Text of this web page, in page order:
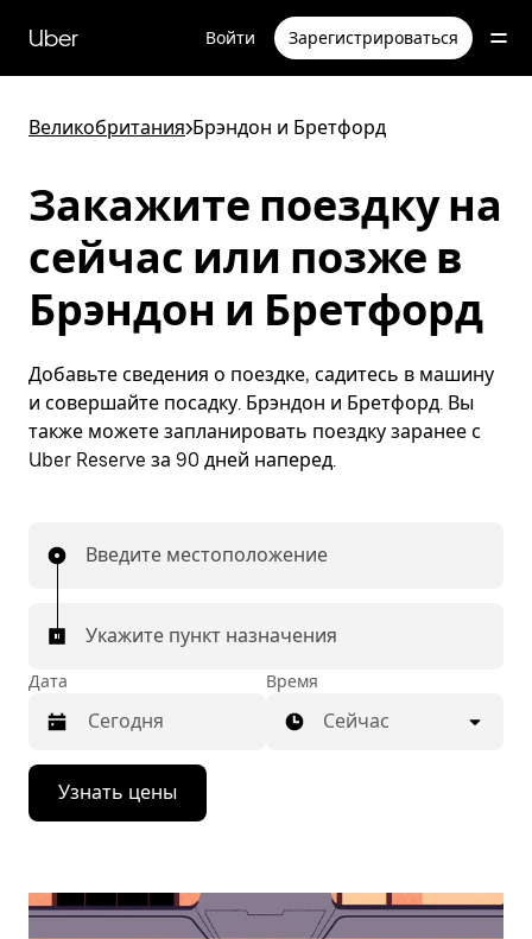
перейти
к
содержимому
Uber Войти Зарегистрироваться
Великобритания>Брэндон и Бретфорд
Закажите поездку на
сейчас или позже в
Брэндон и Бретфорд
Добавьте сведения о поездке, садитесь в машину
и совершайте посадку. Брэндон и Бретфорд. Вы
также можете запланировать поездку заранее с
Uber Reserve за 90 дней наперед.
Введите местоположение
Укажите пункт назначения
Дата
Нажмите
стрелку
вниз,
календарю
Время
Сейчас
Узнать цены